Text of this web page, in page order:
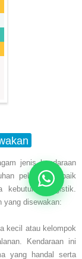
jenis kendaraan
pelanggan, baik
kebutuhan logistik.
yang disewakan:
kecil atau kelompok
Kendaraan ini
yang handal serta